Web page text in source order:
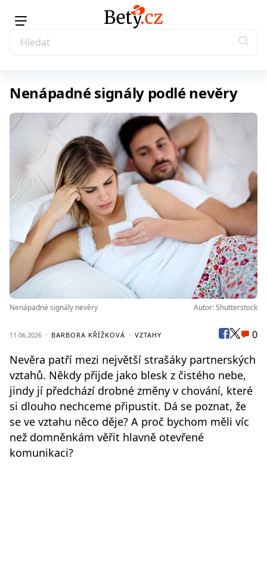
Nenápadné signály podlé nevěry
Nenápadné signály nevěry Autor: Shutterstock
11.06.2026 BARBORA KŘÍŽKOVÁ VZTAHY 0
Nevěra patří mezi největší strašáky partnerských
vztahů. Někdy přijde jako blesk z čistého nebe,
jindy jí předchází drobné změny v chování, které
si dlouho nechceme připustit. Dá se poznat, že
se ve vztahu něco děje? A proč bychom měli víc
než domněnkám věřit hlavně otevřené
komunikaci?